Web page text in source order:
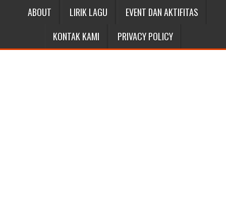
ABOUT LIRIK LAGU
EVENT DAN AKTIFITAS
KONTAK KAMI
PRIVACY POLICY